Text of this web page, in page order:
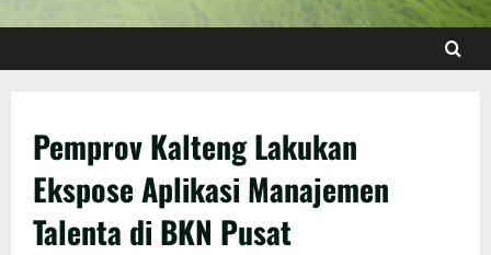
Pemprov Kalteng Lakukan
Ekspose Aplikasi Manajemen
Talenta di BKN Pusat